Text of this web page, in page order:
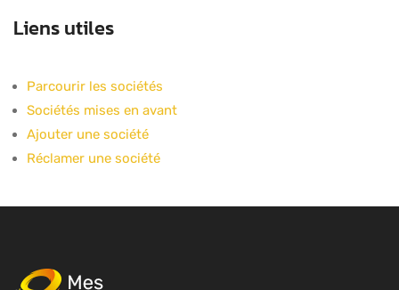
Liens utiles
Parcourir les sociétés
Sociétés mises en avant
Ajouter une société
Réclamer une société